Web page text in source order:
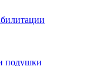
подушки